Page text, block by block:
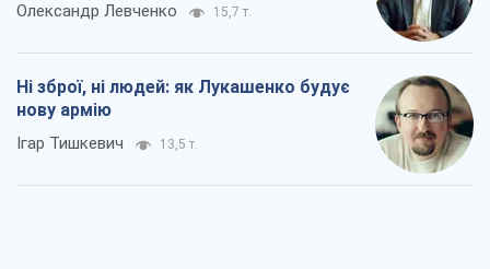
Олександр Левченко 15,7 т.
Ні зброї, ні людей: як Лукашенко будує
нову армію
Ігар Тишкевич 13,5 т.